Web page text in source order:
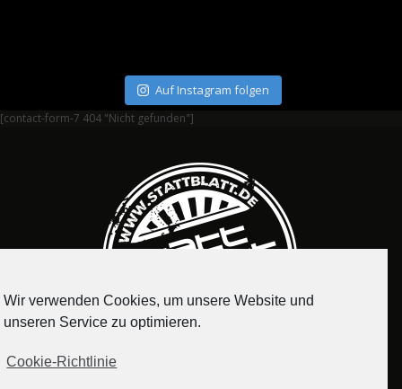
Auf Instagram folgen
[contact-form-7 404 "Nicht gefunden"]
Wir verwenden Cookies, um unsere Website und
unseren Service zu optimieren.
Cookie-Richtlinie